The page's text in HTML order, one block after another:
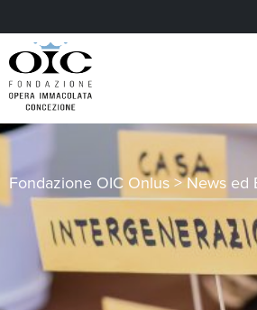
Fondazione OIC Onlus >News ed